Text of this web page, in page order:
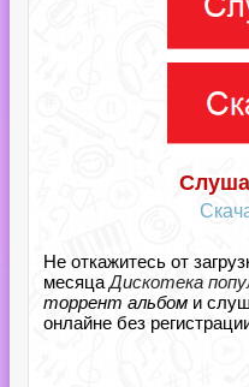
Не откажитесь от
месяца Дискотека
торрент альбом и
онлайне без